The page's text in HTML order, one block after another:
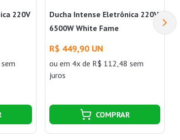
220V
Ducha Intense Eletrônica 220V
6500W White Fame
R$ 449,90 UN
ou em 4x de R$ 112,48 sem
juros
COMPRAR